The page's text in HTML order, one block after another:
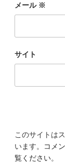
メール ※
サイト
このサイトは
います。
コメ
覧ください。